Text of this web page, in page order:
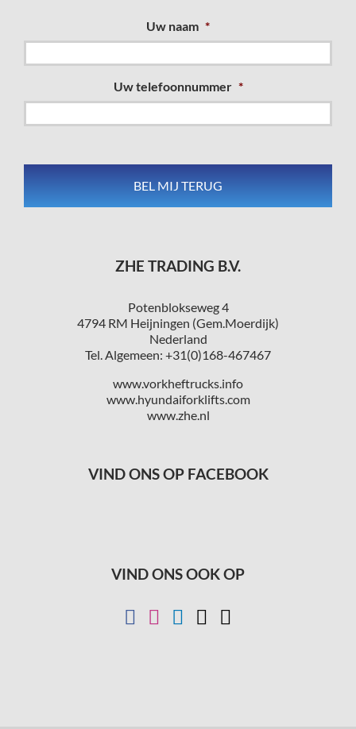
Uw naam *
Uw telefoonnummer *
ZHE TRADING B.V.
Potenblokseweg 4
4794 RM Heijningen (Gem.Moerdijk)
Nederland
Tel. Algemeen: +31(0)168-467467
www.vorkheftrucks.info
www.hyundaiforklifts.com
www.zhe.nl
VIND ONS OP FACEBOOK
VIND ONS OOK OP